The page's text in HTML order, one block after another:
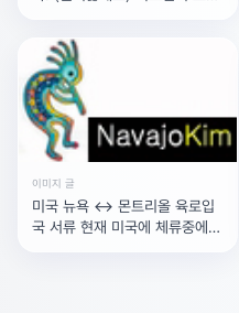
이미지 글
미국 뉴욕 <-> 몬트리올 육로입
국 서류 현재 미국에 체류중에